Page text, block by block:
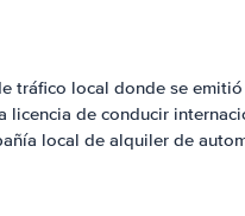
tráfico local donde se
licencia de conducir
local de alquiler de